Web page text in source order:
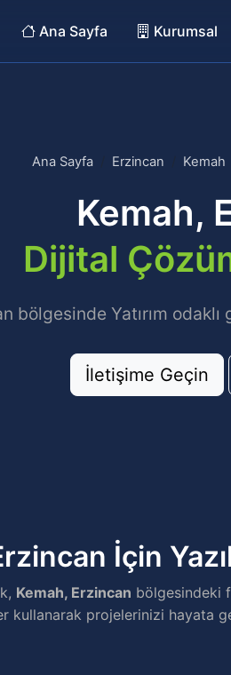
Ana Sayfa Kurumsal
Ana Sayfa Erzincan Kemah
Kemah,
Dijital
bölgesinde Yatırım
İletişime Geçin
İçin
Kemah, Erzincan bölgesindeki
kullanarak projelerinizi hayata